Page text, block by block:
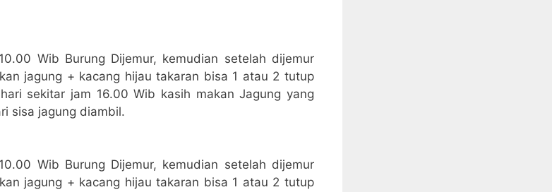
Wib Burung Dijemur, kemudian setelah dijemur
jagung + kacang hijau takaran bisa 1 atau 2 tutup
sekitar jam 16.00 Wib kasih makan Jagung yang
sisa jagung diambil.
Wib Burung Dijemur, kemudian setelah dijemur
jagung + kacang hijau takaran bisa 1 atau 2 tutup